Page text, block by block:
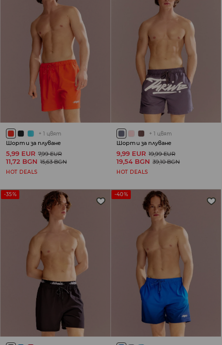
+ 1 цвят
Шорти за плуване
5,99 EUR 7,99 EUR
11,72 BGN 15,63 BGN
HOT DEALS
+ 1 цвят
Шорти за плуване
9,99 EUR 19,99 EUR
19,54 BGN 39,10 BGN
HOT DEALS
-35% -40%